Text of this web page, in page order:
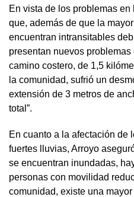
En vista de los problemas
que, además de que la
encuentran intransitables
presentan nuevos
camino costero, de 1,5
la comunidad, sufrió un
extensión de 3 metros de
total”.
En cuanto a la afectación de
fuertes lluvias, Arroyo
se encuentran inundadas,
personas con movilidad
comunidad, existe una